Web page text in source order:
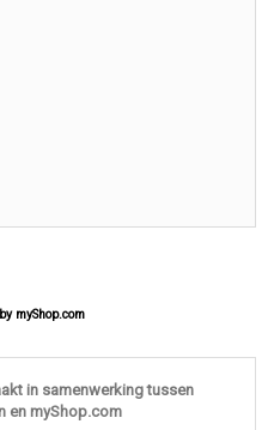
myShop.com
in samenwerking tussen
en myShop.com